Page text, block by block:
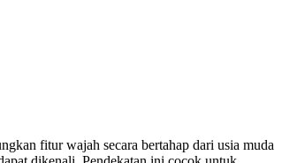
fitur wajah secara bertahap dari usia muda